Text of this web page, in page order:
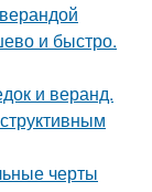
и быстро.
и веранд.
черты